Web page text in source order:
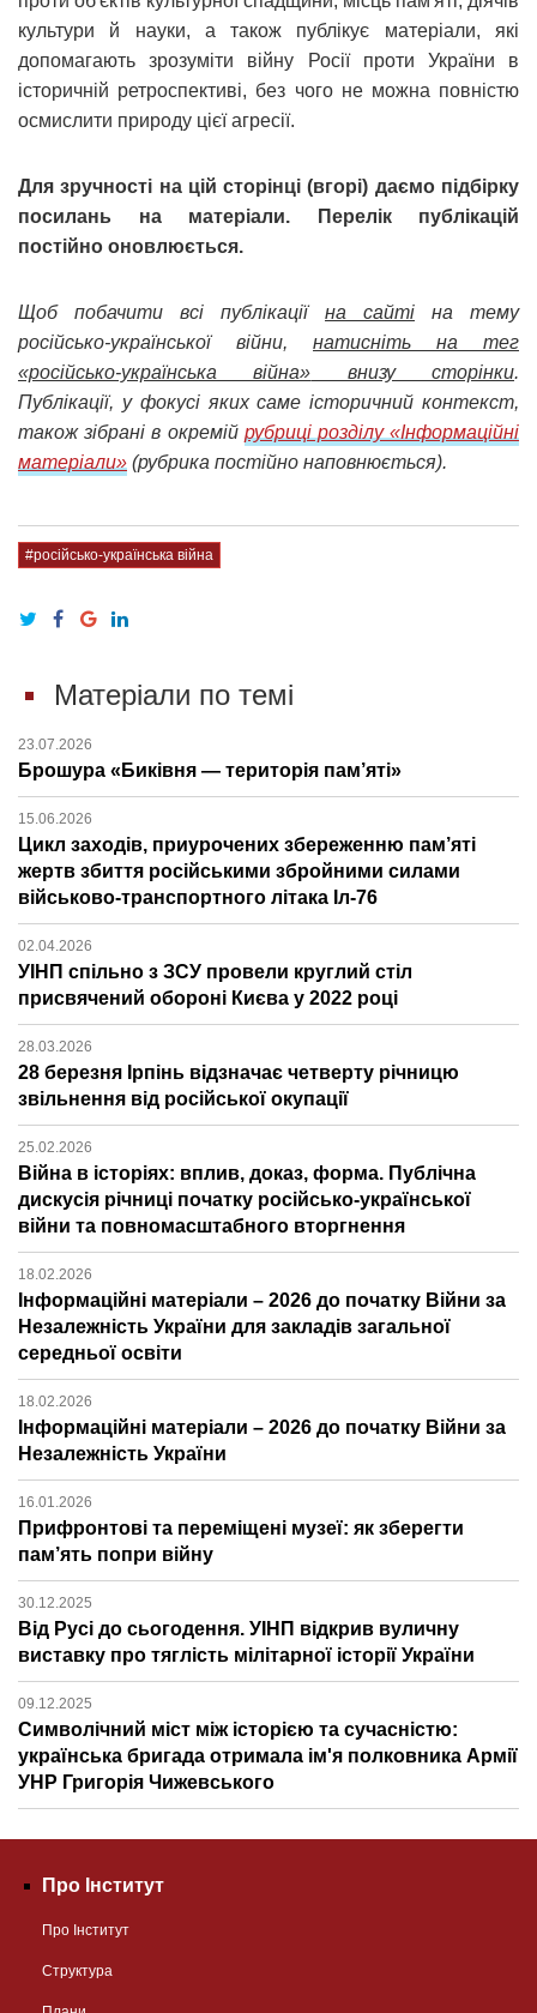
культури й науки, а також публікує матеріали, які
допомагають зрозуміти війну Росії проти України в
історичній ретроспективі, без чого не можна повністю
осмислити природу цієї агресії.
Для зручності на цій сторінці (вгорі) даємо підбірку
посилань на матеріали. Перелік публікацій
постійно оновлюється.
Щоб побачити всі публікації на сайті на тему
російсько-української війни, натисніть на тег
«російсько-українська війна» внизу сторінки.
Публікації, у фокусі яких саме історичний контекст,
також зібрані в окремій рубриці розділу «Інформаційні
матеріали» (рубрика постійно наповнюється).
#російсько-українська війна
Матеріали по темі
23.07.2026
Брошура «Биківня — територія пам’яті»
15.06.2026
Цикл заходів, приурочених збереженню пам’яті
жертв збиття російськими збройними силами
військово-транспортного літака Іл-76
02.04.2026
УІНП спільно з ЗСУ провели круглий стіл
присвячений обороні Києва у 2022 році
28.03.2026
28 березня Ірпінь відзначає четверту річницю
звільнення від російської окупації
25.02.2026
Війна в історіях: вплив, доказ, форма. Публічна
дискусія річниці початку російсько-української
війни та повномасштабного вторгнення
18.02.2026
Інформаційні матеріали – 2026 до початку Війни за
Незалежність України для закладів загальної
середньої освіти
18.02.2026
Інформаційні матеріали – 2026 до початку Війни за
Незалежність України
16.01.2026
Прифронтові та переміщені музеї: як зберегти
пам’ять попри війну
30.12.2025
Від Русі до сьогодення. УІНП відкрив вуличну
виставку про тяглість мілітарної історії України
09.12.2025
Символічний міст між історією та сучасністю:
українська бригада отримала ім'я полковника Армії
УНР Григорія Чижевського
Про Інститут
Про Інститут
Структура